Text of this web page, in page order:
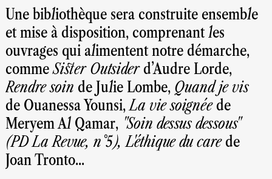
Une bibliothèque sera construite ensemble
et mise à disposition, comprenant les
ouvrages qui alimentent notre démarche,
commeSister Outsiderd'Audre Lorde,
Rendre soin de Julie Lombe, Quand je vis
de Ouanessa Younsi,La vie soignéede
Meryem Al Qamar, "Soin dessus dessous"
(PD La Revue, n°5), L'éthique du carede
Joan Tronto...